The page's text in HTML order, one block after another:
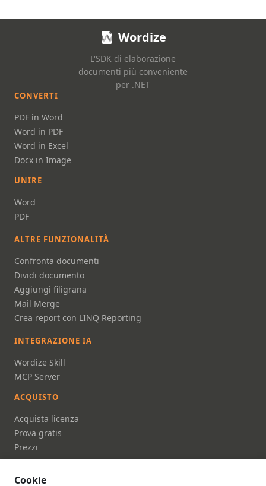
Cookie
Wordize
L'SDK di elaborazione
documenti più conveniente
per .NET
CONVERTI
PDF in Word
Word in PDF
Word in Excel
Docx in Image
UNIRE
Word
PDF
ALTRE FUNZIONALITÀ
Confronta documenti
Dividi documento
Aggiungi filigrana
Mail Merge
Crea report con LINQ Reporting
INTEGRAZIONE IA
Wordize Skill
MCP Server
ACQUISTO
Acquista licenza
Prova gratis
Prezzi
FAQ